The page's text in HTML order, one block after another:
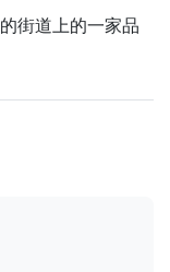
街道上的一家品